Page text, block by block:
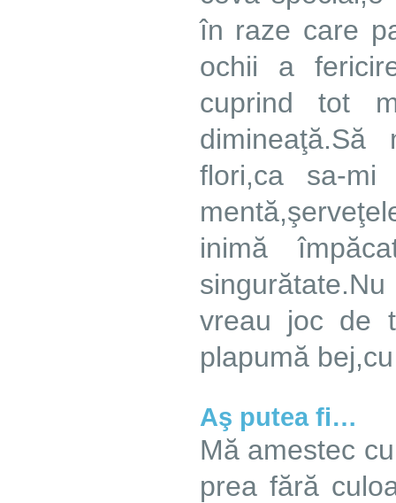
în raze care
ochii a
cuprind tot
flori,ca sa-mi
inimă
vreau joc de
plapumă
Aş putea fi…
Mă amestec
prea fără